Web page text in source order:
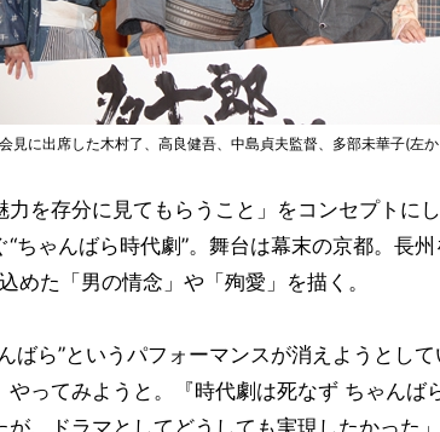
見に出席した木村了、高良健吾、中島貞夫監督、多部未華子(左
力を存分に見てもらうこと」をコンセプトに
“ちゃんばら時代劇”。舞台は幕末の京都。長
めた「男の情念」や「殉愛」を描く。
ばら”というパフォーマンスが消えようとし
やってみようと。『時代劇は死なず ちゃんば
が、ドラマとしてどうしても実現したかった